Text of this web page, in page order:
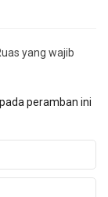
yang wajib
peramban ini